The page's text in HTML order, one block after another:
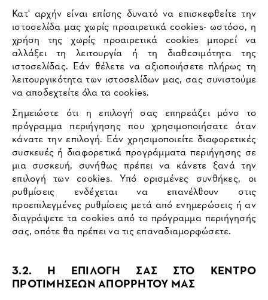
Κατ' αρχήν είναι επίσης δυνατό να επισκεφθείτε την
ιστοσελίδα μας χωρίς προαιρετικά cookies- ωστόσο, η
χρήση της χωρίς προαιρετικά cookies μπορεί να
αλλάξει τη λειτουργία ή τη διαθεσιμότητα της
ιστοσελίδας. Εάν θέλετε να αξιοποιήσετε πλήρως τη
λειτουργικότητα των ιστοσελίδων μας, σας συνιστούμε
να αποδεχτείτε όλα τα cookies.
Σημειώστε ότι η επιλογή σας επηρεάζει μόνο το
πρόγραμμα περιήγησης που χρησιμοποιήσατε όταν
κάνατε την επιλογή. Εάν χρησιμοποιείτε διαφορετικές
συσκευές ή διαφορετικά προγράμματα περιήγησης σε
μια συσκευή, συνήθως πρέπει να κάνετε ξανά την
επιλογή των cookies. Υπό ορισμένες συνθήκες, οι
ρυθμίσεις ενδέχεται να επανέλθουν στις
προεπιλεγμένες ρυθμίσεις μετά από ενημερώσεις ή αν
διαγράψετε τα cookies από το πρόγραμμα περιήγησής
σας, οπότε θα πρέπει να τις επαναδιαμορφώσετε.
3.2. Η ΕΠΙΛΟΓΗ ΣΑΣ ΣΤΟ ΚΕΝΤΡΟ
ΠΡΟΤΙΜΗΣΕΩΝ ΑΠΟΡΡΗΤΟΥ ΜΑΣ